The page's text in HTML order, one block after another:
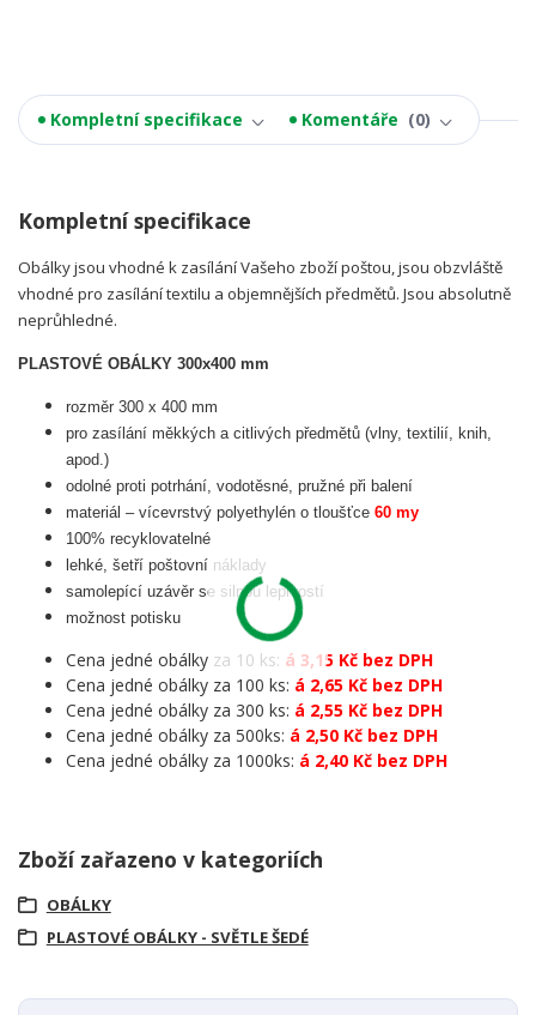
Kompletní specifikace Komentáře 0
Kompletní specifikace
Obálky jsou vhodné k zasílání Vašeho zboží poštou, jsou obzvláště
vhodné pro zasílání textilu a objemnějších předmětů. Jsou absolutně
neprůhledné.
PLASTOVÉ OBÁLKY 300x400 mm
rozměr 300 x 400 mm
pro zasílání měkkých a citlivých předmětů (vlny, textilií, knih,
apod.)
odolné proti potrhání, vodotěsné, pružné při balení
materiál – vícevrstvý polyethylén o tloušťce 60 my
100% recyklovatelné
lehké, šetří poštovní náklady
samolepící uzávěr se silnou lepivostí
možnost potisku
Cena jedné obálky za 10 ks: á 3,15 Kč bez DPH
Cena jedné obálky za 100 ks: á 2,65 Kč bez DPH
Cena jedné obálky za 300 ks: á 2,55 Kč bez DPH
Cena jedné obálky za 500ks: á 2,50 Kč bez DPH
Cena jedné obálky za 1000ks: á 2,40 Kč bez DPH
Zboží zařazeno v kategoriích
OBÁLKY
PLASTOVÉ OBÁLKY - SVĚTLE ŠEDÉ